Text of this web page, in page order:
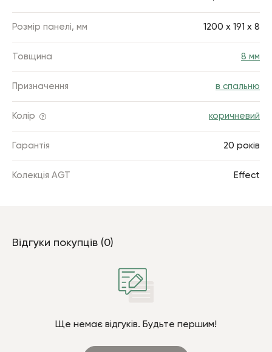
Розмір панелі, мм 1200 х 191 х 8
Товщина 8 мм
Призначення в спальню
Колір коричневий
Гарантія 20 років
Колекція AGT Effect
Відгуки покупців (0)
Ще немає відгуків. Будьте першим!